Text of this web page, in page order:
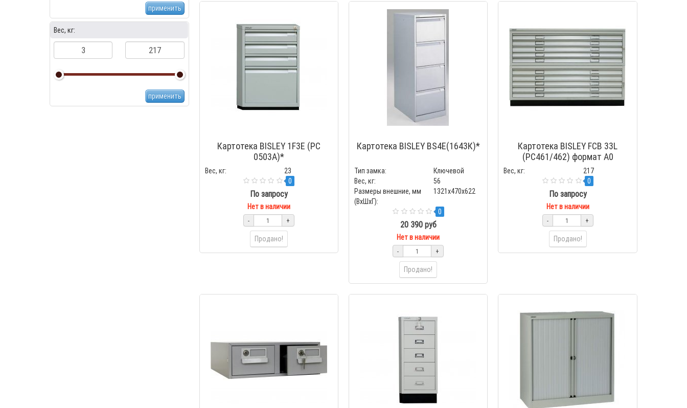
применить
Вес, кг:
применить
Картотека BISLEY 1F3E (PC
0503A)*
Вес, кг:
23
0
По запросу
Нет в наличии
- +
Продано!
Картотека BISLEY BS4E(1643К)*
Тип замка:
Ключевой
Вес, кг:
56
Размеры внешние, мм
(ВхШхГ):
1321x470x622
0
20 390 руб
Нет в наличии
- +
Продано!
Картотека BISLEY FCB 33L
(PC461/462) формат А0
Вес, кг:
217
0
По запросу
Нет в наличии
- +
Продано!